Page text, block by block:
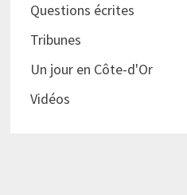
Questions écrites
Tribunes
Un jour en Côte-d'Or
Vidéos